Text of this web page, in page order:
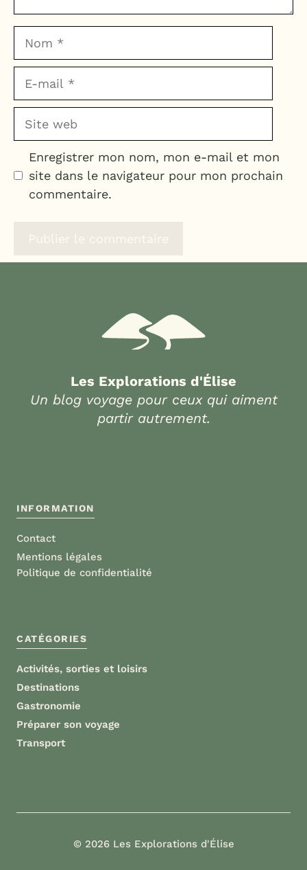
Enregistrer mon nom, mon e-mail et mon
site dans le navigateur pour mon prochain
commentaire.
Les Explorations d'Élise
Un blog voyage pour ceux qui aiment
partir autrement.
INFORMATION
Contact
Mentions légales
Politique de confidentialité
CATÉGORIES
Activités, sorties et loisirs
Destinations
Gastronomie
Préparer son voyage
Transport
© 2026 Les Explorations d'Élise